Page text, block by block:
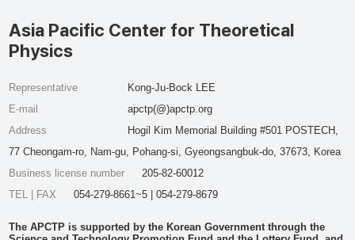
Asia Pacific Center for Theoretical
Physics
Representative
Kong-Ju-Bock LEE
E-mail
apctp(@)apctp.org
Address
Hogil Kim Memorial Building #501 POSTECH,
77 Cheongam-ro, Nam-gu, Pohang-si, Gyeongsangbuk-do, 37673, Korea
Business license number
205-82-60012
TEL | FAX
054-279-8661~5 | 054-279-8679
The APCTP is supported by the Korean Government through the